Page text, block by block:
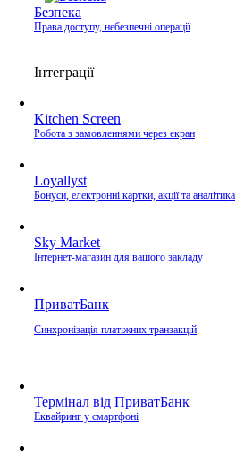
Безпека
Права доступу, небезпечні операції
Інтеграції
Kitchen Screen
Робота з замовленнями через екран
Loyallyst
Бонуси, електронні картки, акції та аналітика
Sky Market
Інтернет-магазин для вашого закладу
ПриватБанк
Синхронізація платіжних транзакцій
Термінал від ПриватБанк
Еквайринг у смартфоні